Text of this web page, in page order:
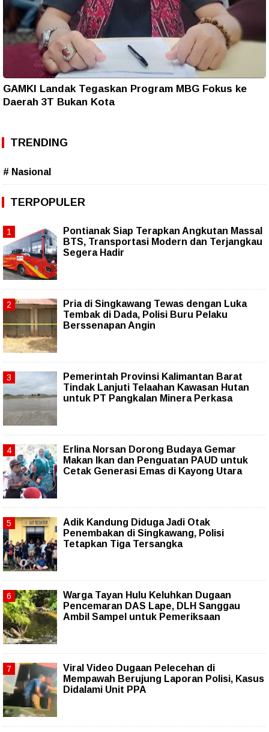
GAMKI Landak Tegaskan Program MBG Fokus ke
Daerah 3T Bukan Kota
TRENDING
# Nasional
TERPOPULER
Pontianak Siap Terapkan Angkutan Massal
BTS, Transportasi Modern dan Terjangkau
Segera Hadir
Pria di Singkawang Tewas dengan Luka
Tembak di Dada, Polisi Buru Pelaku
Berssenapan Angin
Pemerintah Provinsi Kalimantan Barat
Tindak Lanjuti Telaahan Kawasan Hutan
untuk PT Pangkalan Minera Perkasa
Erlina Norsan Dorong Budaya Gemar
Makan Ikan dan Penguatan PAUD untuk
Cetak Generasi Emas di Kayong Utara
Adik Kandung Diduga Jadi Otak
Penembakan di Singkawang, Polisi
Tetapkan Tiga Tersangka
Warga Tayan Hulu Keluhkan Dugaan
Pencemaran DAS Lape, DLH Sanggau
Ambil Sampel untuk Pemeriksaan
Viral Video Dugaan Pelecehan di
Mempawah Berujung Laporan Polisi, Kasus
Didalami Unit PPA